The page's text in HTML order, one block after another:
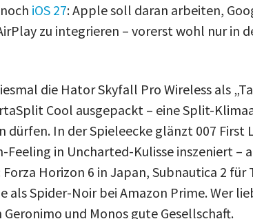
iOS 27: Apple soll daran arbeiten,
zu integrieren – vorerst wohl nur in
die Hator Skyfall Pro Wireless als
Cool ausgepackt – eine Split-
dürfen. In der Spieleecke glänzt 007 First
in Uncharted-Kulisse inszeniert –
Horizon 6 in Japan, Subnautica 2 für
als Spider-Noir bei Amazon Prime. Wer
und Monos gute Gesellschaft.